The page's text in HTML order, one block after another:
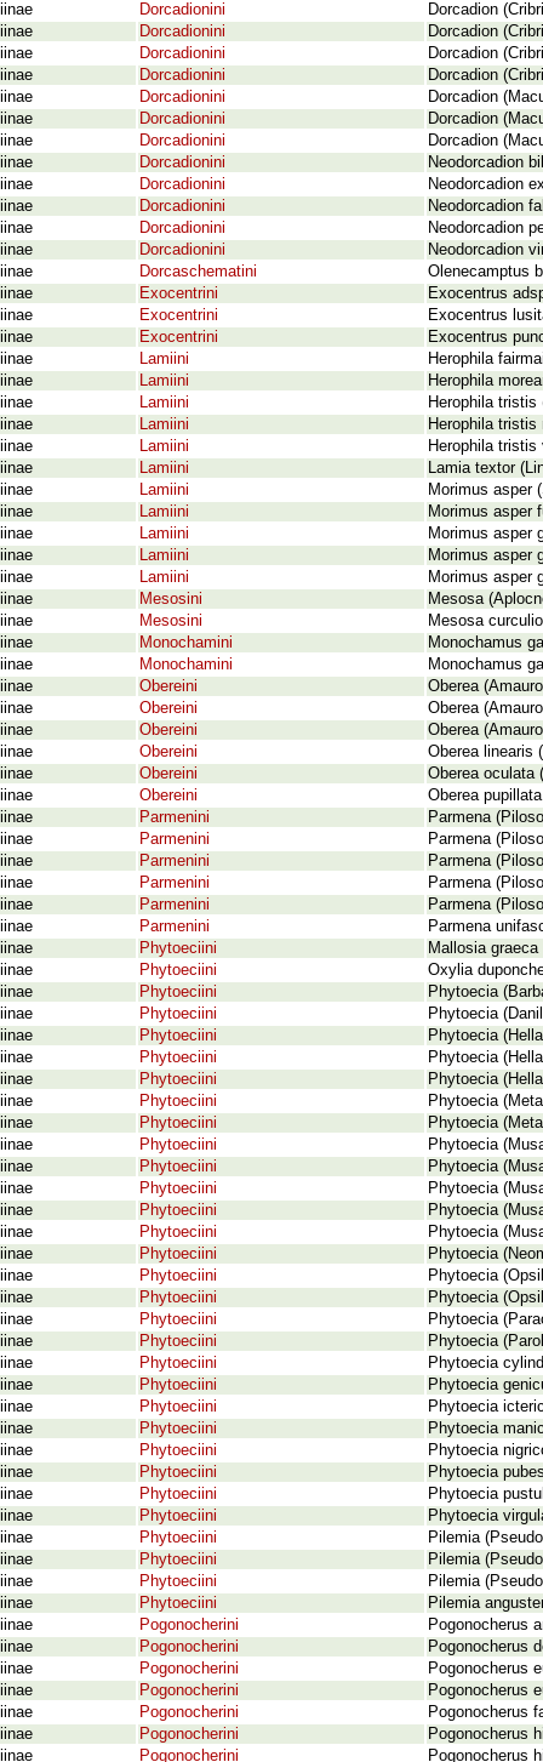
Dorcadionini
Dorcadion
Dorcadionini
Dorcadion
Dorcadionini
Dorcadion
Dorcadionini
Dorcadion
Dorcadionini
Dorcadion
Dorcadionini
Dorcadion
Dorcadionini
Dorcadion
Dorcadionini
Neodorcadion
Dorcadionini
Neodorcadion
Dorcadionini
Neodorcadion
Dorcadionini
Neodorcadion
Dorcadionini
Neodorcadion
Dorcaschematini
Olenecamptus
Exocentrini
Exocentrus
Exocentrini
Exocentrus
Exocentrini
Exocentrus
Lamiini
Herophila
Lamiini
Herophila
Lamiini
Herophila tristis
Lamiini
Herophila tristis
Lamiini
Herophila tristis
Lamiini
Lamia textor
Lamiini
Morimus asper
Lamiini
Morimus asper
Lamiini
Morimus asper
Lamiini
Morimus asper
Lamiini
Morimus asper
Mesosini
Mesosa
Mesosini
Mesosa
Monochamini
Monochamus
Monochamini
Monochamus
Obereini
Oberea
Obereini
Oberea
Obereini
Oberea
Obereini
Oberea linearis
Obereini
Oberea oculata
Obereini
Oberea
Parmenini
Parmena
Parmenini
Parmena
Parmenini
Parmena
Parmenini
Parmena
Parmenini
Parmena
Parmenini
Parmena
Phytoeciini
Mallosia
Phytoeciini
Oxylia
Phytoeciini
Phytoecia
Phytoeciini
Phytoecia
Phytoeciini
Phytoecia
Phytoeciini
Phytoecia
Phytoeciini
Phytoecia
Phytoeciini
Phytoecia
Phytoeciini
Phytoecia
Phytoeciini
Phytoecia
Phytoeciini
Phytoecia
Phytoeciini
Phytoecia
Phytoeciini
Phytoecia
Phytoeciini
Phytoecia
Phytoeciini
Phytoecia
Phytoeciini
Phytoecia
Phytoeciini
Phytoecia
Phytoeciini
Phytoecia
Phytoeciini
Phytoecia
Phytoeciini
Phytoecia
Phytoeciini
Phytoecia
Phytoeciini
Phytoecia
Phytoeciini
Phytoecia
Phytoeciini
Phytoecia
Phytoeciini
Phytoecia
Phytoeciini
Phytoecia
Phytoeciini
Phytoecia
Phytoeciini
Pilemia
Phytoeciini
Pilemia
Phytoeciini
Pilemia
Phytoeciini
Pilemia
Pogonocherini
Pogonocherus
Pogonocherini
Pogonocherus
Pogonocherini
Pogonocherus
Pogonocherini
Pogonocherus
Pogonocherini
Pogonocherus
Pogonocherini
Pogonocherus
Pogonocherini
Pogonocherus